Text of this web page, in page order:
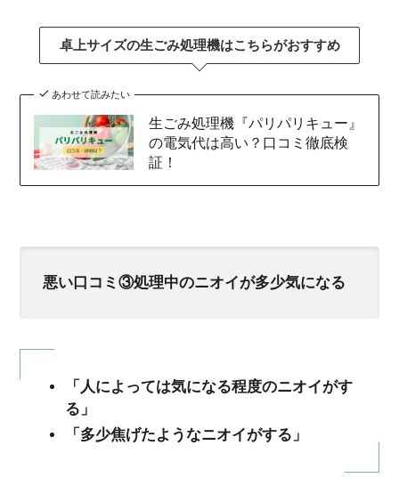
卓上サイズの生ごみ処理機はこちらがおすすめ
あわせて読みたい
生ごみ処理機『パリパリキュー』
の電気代は高い？口コミ徹底検
証！
悪い口コミ③処理中のニオイが多少気になる
「人によっては気になる程度のニオイがす
る」
「多少焦げたようなニオイがする」